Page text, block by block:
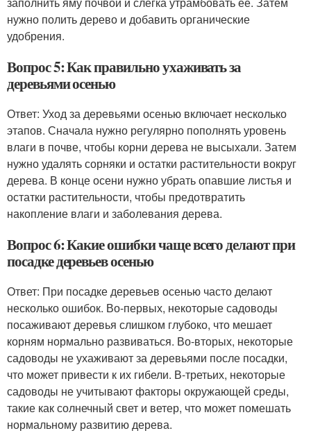
нужно полить дерево и добавить органические
удобрения.
Вопрос 5: Как правильно ухаживать за
деревьями осенью
Ответ: Уход за деревьями осенью включает несколько
этапов. Сначала нужно регулярно пополнять уровень
влаги в почве, чтобы корни дерева не высыхали. Затем
нужно удалять сорняки и остатки растительности вокруг
дерева. В конце осени нужно убрать опавшие листья и
остатки растительности, чтобы предотвратить
накопление влаги и заболевания дерева.
Вопрос 6: Какие ошибки чаще всего делают при
посадке деревьев осенью
Ответ: При посадке деревьев осенью часто делают
несколько ошибок. Во-первых, некоторые садоводы
посаживают деревья слишком глубоко, что мешает
корням нормально развиваться. Во-вторых, некоторые
садоводы не ухаживают за деревьями после посадки,
что может привести к их гибели. В-третьих, некоторые
садоводы не учитывают факторы окружающей среды,
такие как солнечный свет и ветер, что может помешать
нормальному развитию дерева.